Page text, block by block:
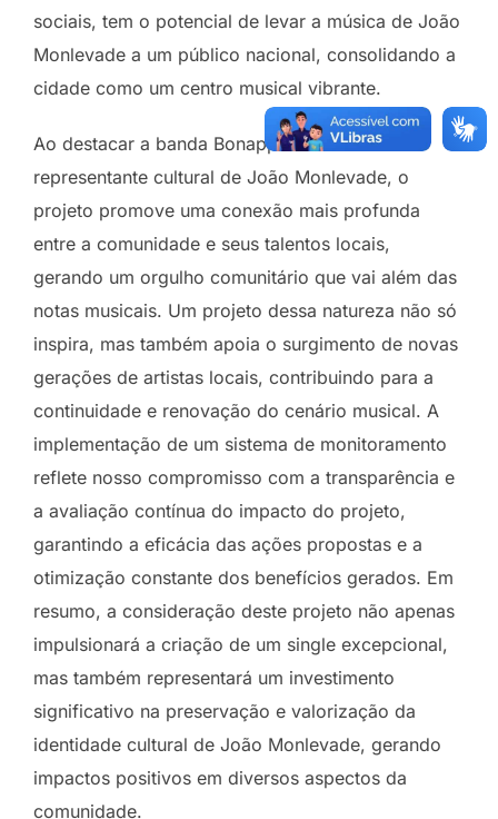
sociais, tem o potencial de levar a música de João
Monlevade a um público nacional, consolidando a
cidade como um centro musical vibrante.
Ao destacar a banda Bonappart como
representante cultural de João Monlevade, o
projeto promove uma conexão mais profunda
entre a comunidade e seus talentos locais,
gerando um orgulho comunitário que vai além das
notas musicais. Um projeto dessa natureza não só
inspira, mas também apoia o surgimento de novas
gerações de artistas locais, contribuindo para a
continuidade e renovação do cenário musical. A
implementação de um sistema de monitoramento
reflete nosso compromisso com a transparência e
a avaliação contínua do impacto do projeto,
garantindo a eficácia das ações propostas e a
otimização constante dos benefícios gerados. Em
resumo, a consideração deste projeto não apenas
impulsionará a criação de um single excepcional,
mas também representará um investimento
significativo na preservação e valorização da
identidade cultural de João Monlevade, gerando
impactos positivos em diversos aspectos da
comunidade.